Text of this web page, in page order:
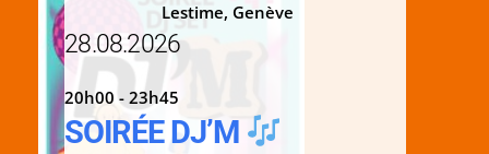
Lestime, Genève
28.08.2026
20h00 - 23h45
SOIRÉE DJ’M